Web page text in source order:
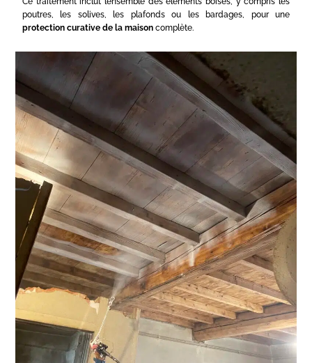
poutres, les solives, les plafonds ou les bardages, pour une
protection curative de la maison complète.